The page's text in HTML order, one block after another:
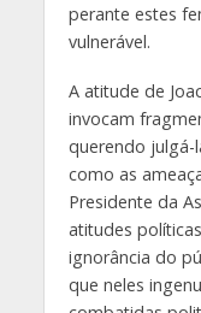
perante estes
vulnerável.
A atitude de
invocam
querendo julgá-
como as
Presidente da
atitudes
ignorância do
que neles